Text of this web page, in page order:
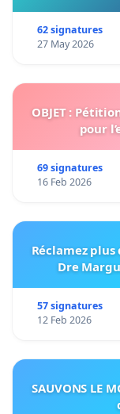
62 signatures
27 May 2026
OBJET :
pour
69 signatures
16 Feb 2026
Réclamez
Dre
57 signatures
12 Feb 2026
SAUVONS LE